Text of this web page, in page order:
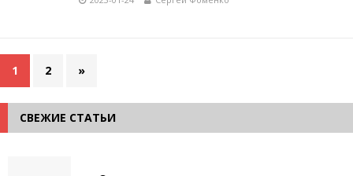
1 2 »
СВЕЖИЕ СТАТЬИ